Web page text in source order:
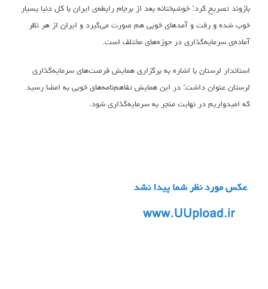
بازوند تصریح کرد: خوشبختانه بعد از برجام رابطه‌ی ایران با کل دنیا بسیار
خوب شده و رفت و آمدهای خوبی هم صورت می‌گیرد و ایران از هر نظر
آماده‌ی سرمایه‌گذاری در حوزه‌های مختلف است.
استاندار لرستان با اشاره به برگزاری همایش فرصت‌های سرمایه‌گذاری
لرستان عنوان داشت: در این همایش تفاهم‌نامه‌های خوبی به امضا رسید
که امیدواریم در نهایت منجر به سرمایه‌گذاری شود.